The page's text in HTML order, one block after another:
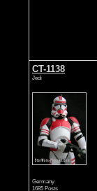
CT-1138
Jedi
Germany
1685 Posts